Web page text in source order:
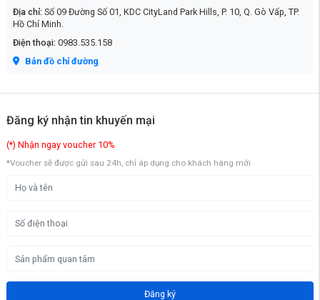
Ưu điểm và nhược điểm
Ưu điểm:
Hiệu suất cao với tốc độ chuyển mạch 20Gbps.
Hỗ trợ PoE/PoE+ với tổng công suất 120W.
Giới hạn số lượng cổng uplink (chỉ có 1 cổng RJ45 và 1 cổng
combo SFP).
Giá thành có thể cao hơn so với các sản phẩm tương tự trên thị
Địa chỉ: Số 09 Đường Số 01, KDC CityLand Park Hills, P. 10, Q. Gò Vấp, TP.
Hồ Chí Minh.
Điện thoại: 0983.535.158
Bản đồ chỉ đường
Đăng ký nhận tin khuyến mại
(*) Nhận ngay voucher 10%
*Voucher sẽ được gửi sau 24h, chỉ áp dụng cho khách hàng mới
Đăng ký